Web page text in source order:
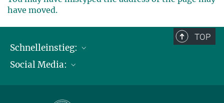
have moved.
TOP
Schnelleinstieg:
Publikationen
Kontakt und Anfahrtsbeschreibung
Social Media: